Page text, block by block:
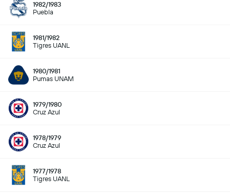
1982/1983
Puebla
1981/1982
Tigres UANL
1980/1981
Pumas UNAM
1979/1980
Cruz Azul
1978/1979
Cruz Azul
1977/1978
Tigres UANL